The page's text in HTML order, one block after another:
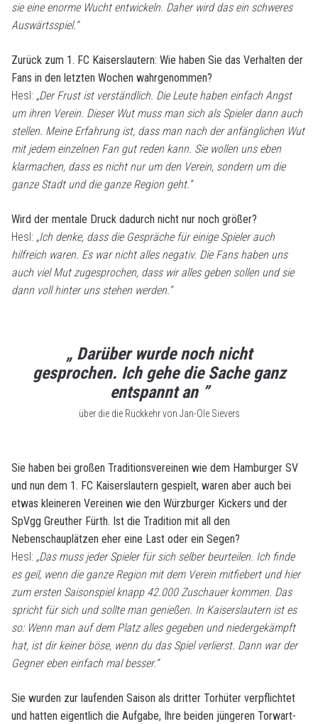
sie eine enorme Wucht entwickeln. Daher wird das ein schweres
Auswärtsspiel.“
Zurück zum 1. FC Kaiserslautern: Wie haben Sie das Verhalten der
Fans in den letzten Wochen wahrgenommen?
Hesl: „Der Frust ist verständlich. Die Leute haben einfach Angst
um ihren Verein. Dieser Wut muss man sich als Spieler dann auch
stellen. Meine Erfahrung ist, dass man nach der anfänglichen Wut
mit jedem einzelnen Fan gut reden kann. Sie wollen uns eben
klarmachen, dass es nicht nur um den Verein, sondern um die
ganze Stadt und die ganze Region geht.“
Wird der mentale Druck dadurch nicht nur noch größer?
Hesl: „Ich denke, dass die Gespräche für einige Spieler auch
hilfreich waren. Es war nicht alles negativ. Die Fans haben uns
auch viel Mut zugesprochen, dass wir alles geben sollen und sie
dann voll hinter uns stehen werden.“
„ Darüber wurde noch nicht
gesprochen. Ich gehe die Sache ganz
entspannt an ”
über die die Rückkehr von Jan-Ole Sievers
Sie haben bei großen Traditionsvereinen wie dem Hamburger SV
und nun dem 1. FC Kaiserslautern gespielt, waren aber auch bei
etwas kleineren Vereinen wie den Würzburger Kickers und der
SpVgg Greuther Fürth. Ist die Tradition mit all den
Nebenschauplätzen eher eine Last oder ein Segen?
Hesl: „Das muss jeder Spieler für sich selber beurteilen. Ich finde
es geil, wenn die ganze Region mit dem Verein mitfiebert und hier
zum ersten Saisonspiel knapp 42.000 Zuschauer kommen. Das
spricht für sich und sollte man genießen. In Kaiserslautern ist es
so: Wenn man auf dem Platz alles gegeben und niedergekämpft
hat, ist dir keiner böse, wenn du das Spiel verlierst. Dann war der
Gegner eben einfach mal besser.“
Sie wurden zur laufenden Saison als dritter Torhüter verpflichtet
und hatten eigentlich die Aufgabe, Ihre beiden jüngeren Torwart-